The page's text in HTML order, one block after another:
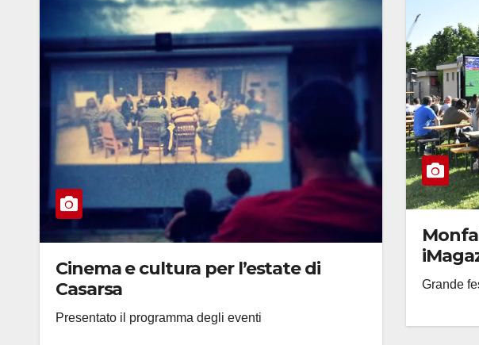
Cinema e cultura per l’estate di
Casarsa
Presentato il programma degli eventi
Grande